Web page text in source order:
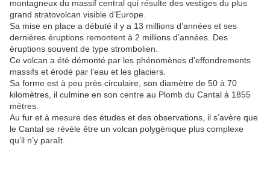
montagneux du massif central qui résulte des vestiges du plus
grand stratovolcan visible d’Europe.
Sa mise en place a débuté il y a 13 millions d’années et ses
dernières éruptions remontent à 2 millions d’années. Des
éruptions souvent de type strombolien.
Ce volcan a été démonté par les phénomènes d’effondrements
massifs et érodé par l’eau et les glaciers.
Sa forme est à peu près circulaire, son diamètre de 50 à 70
kilomètres, il culmine en son centre au Plomb du Cantal à 1855
mètres.
Au fur et à mesure des études et des observations, il s’avère que
le Cantal se révèle être un volcan polygénique plus complexe
qu’il n’y paraît.